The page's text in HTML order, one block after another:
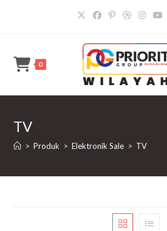
0
TV
> Produk > Elektronik Sale > TV